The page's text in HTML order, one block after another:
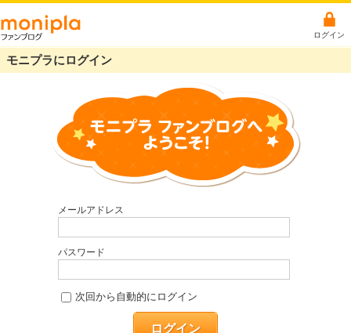
ログイン
モニプラにログイン
メールアドレス
パスワード
次回から自動的にログイン
ログイン